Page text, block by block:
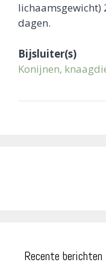
lichaamsgewicht)
dagen.
Bijsluiter(s)
Konijnen,
Recente berichten